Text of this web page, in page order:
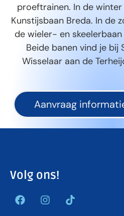
proeftrainen. In de
Kunstijsbaan Breda. In de
de wieler- en
Beide banen vind je bij
Wisselaar aan de
Aanvraag
Volg ons!